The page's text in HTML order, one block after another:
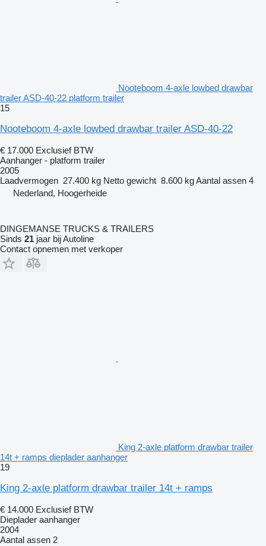
Nooteboom 4-axle lowbed drawbar
trailer ASD-40-22 platform trailer
15
Nooteboom 4-axle lowbed drawbar trailer ASD-40-22
€ 17.000 Exclusief BTW
Aanhanger - platform trailer
2005
Laadvermogen 27.400 kg Netto gewicht 8.600 kgAantal assen 4
Nederland, Hoogerheide
DINGEMANSE TRUCKS & TRAILERS
Sinds 21 jaar bij Autoline
Contact opnemen met verkoper
King 2-axle platform drawbar trailer
14t + ramps dieplader aanhanger
19
King 2-axle platform drawbar trailer 14t + ramps
€ 14.000 Exclusief BTW
Dieplader aanhanger
2004
Aantal assen 2